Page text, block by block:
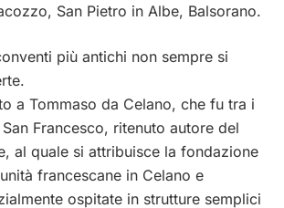
San Pietro in Albe, Balsorano.
più antichi non sempre si
a Tommaso da Celano, che fu tra i
Francesco, ritenuto autore del
al quale si attribuisce la fondazione
francescane in Celano e
ospitate in strutture semplici